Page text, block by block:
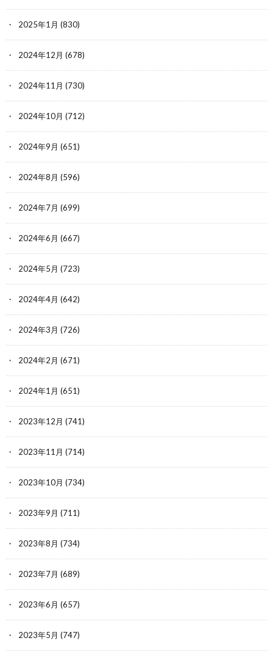
2025年1月 (830)
2024年12月 (678)
2024年11月 (730)
2024年10月 (712)
2024年9月 (651)
2024年8月 (596)
2024年7月 (699)
2024年6月 (667)
2024年5月 (723)
2024年4月 (642)
2024年3月 (726)
2024年2月 (671)
2024年1月 (651)
2023年12月 (741)
2023年11月 (714)
2023年10月 (734)
2023年9月 (711)
2023年8月 (734)
2023年7月 (689)
2023年6月 (657)
2023年5月 (747)